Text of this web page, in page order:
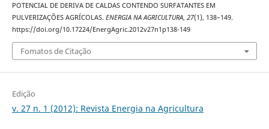
POTENCIAL DE DERIVA DE CALDAS CONTENDO SURFATANTES EM
PULVERIZAÇÕES AGRÍCOLAS. ENERGIA NA AGRICULTURA, 27(1), 138–149.
https://doi.org/10.17224/EnergAgric.2012v27n1p138-149
Fomatos de Citação
Edição
v. 27 n. 1 (2012): Revista Energia na Agricultura